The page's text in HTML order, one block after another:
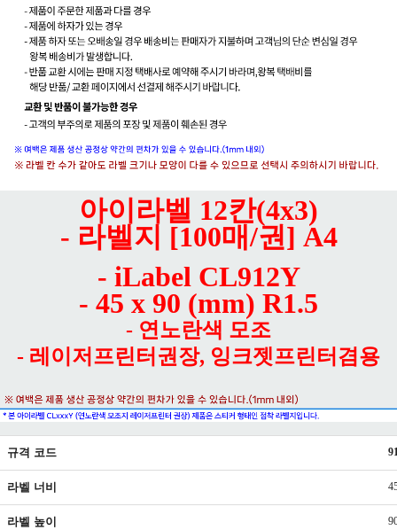
아이라벨 12칸(4x3)
- 라벨지 [100매/권] A4
- iLabel CL912Y
- 45 x 90 (mm) R1.5
- 연노란색 모조
- 레이저프린터권장, 잉크젯프린터겸용
규격 코드
라벨 너비
라벨 높이